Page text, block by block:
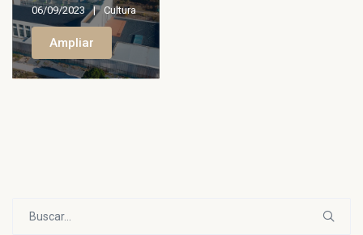
06/09/2023 Cultura
Ampliar